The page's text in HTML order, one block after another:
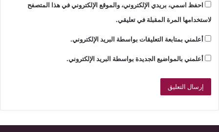
احفظ اسمي، بريدي الإلكتروني، والموقع الإلكتروني في هذا المتصفح
لاستخدامها المرة المقبلة في تعليقي.
أعلمني بمتابعة التعليقات بواسطة البريد الإلكتروني.
أعلمني بالمواضيع الجديدة بواسطة البريد الإلكتروني.